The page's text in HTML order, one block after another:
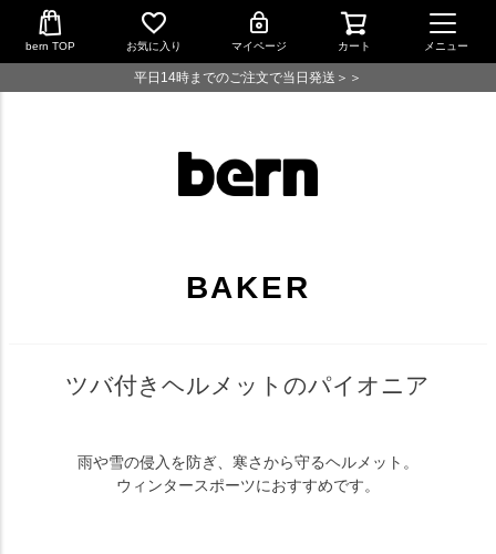
bern TOP お気に入り マイページ カート メニュー
平日14時までのご注文で当日発送＞＞
BAKER
ツバ付きヘルメットのパイオニア
雨や雪の侵入を防ぎ、寒さから守るヘルメット。
ウィンタースポーツにおすすめです。